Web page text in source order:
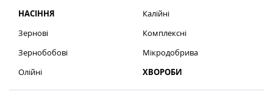
НАСІННЯ
Зернові
Зернобобові
Олійні
Калійні
Комплексні
Мікродобрива
ХВОРОБИ